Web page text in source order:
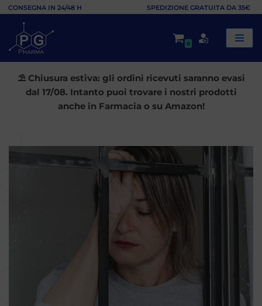
CONSEGNA IN 24/48 H SPEDIZIONE GRATUITA DA 35€
Vai
al
contenuto
0
⛱️ Chiusura estiva: gli ordini ricevuti saranno evasi
dal 17/08. Intanto puoi trovare i nostri prodotti
anche in Farmacia o su Amazon!